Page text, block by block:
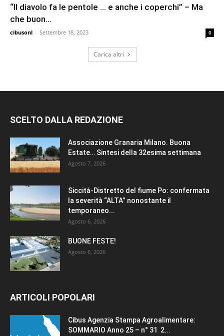
“Il diavolo fa le pentole … e anche i coperchi” – Ma
che buon...
cibusonl - Settembre 18, 2023 0
Carica altri
SCELTO DALLA REDAZIONE
Associazione Granaria Milano. Buona
Estate… Sintesi della 32esima settimana
Agosto 7, 2026
Siccità-Distretto del fiume Po: confermata
la severità “ALTA” nonostante il
temporaneo...
Agosto 6, 2026
BUONE FESTE!
Agosto 6, 2026
ARTICOLI POPOLARI
Cibus Agenzia Stampa Agroalimentare:
SOMMARIO Anno 25 – n° 31 2...